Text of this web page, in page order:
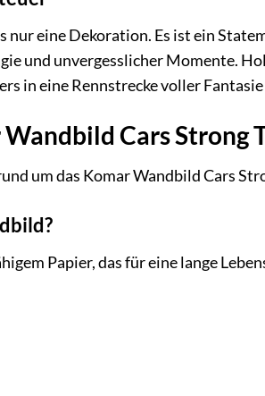
eine Dekoration. Es ist ein
und unvergesslicher Momente.
in eine Rennstrecke voller
Cars Strong
um das Komar Wandbild Cars
Papier, das für eine lange